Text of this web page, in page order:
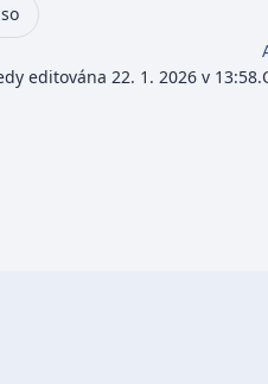
editována 22. 1. 2026 v 13:58.